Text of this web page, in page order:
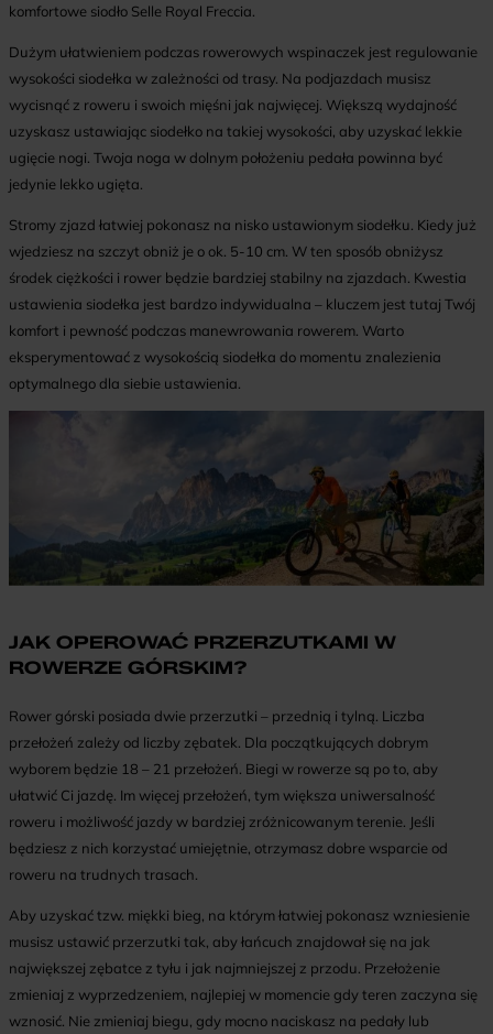
komfortowe siodło Selle Royal Freccia.
Dużym ułatwieniem podczas rowerowych wspinaczek jest regulowanie
wysokości siodełka w zależności od trasy. Na podjazdach musisz
wycisnąć z roweru i swoich mięśni jak najwięcej. Większą wydajność
uzyskasz ustawiając siodełko na takiej wysokości, aby uzyskać lekkie
ugięcie nogi. Twoja noga w dolnym położeniu pedała powinna być
jedynie lekko ugięta.
Stromy zjazd łatwiej pokonasz na nisko ustawionym siodełku. Kiedy już
wjedziesz na szczyt obniż je o ok. 5-10 cm. W ten sposób obniżysz
środek ciężkości i rower będzie bardziej stabilny na zjazdach. Kwestia
ustawienia siodełka jest bardzo indywidualna – kluczem jest tutaj Twój
komfort i pewność podczas manewrowania rowerem. Warto
eksperymentować z wysokością siodełka do momentu znalezienia
optymalnego dla siebie ustawienia.
JAK OPEROWAĆ PRZERZUTKAMI W
ROWERZE GÓRSKIM?
Rower górski posiada dwie przerzutki – przednią i tylną. Liczba
przełożeń zależy od liczby zębatek. Dla początkujących dobrym
wyborem będzie 18 – 21 przełożeń. Biegi w rowerze są po to, aby
ułatwić Ci jazdę. Im więcej przełożeń, tym większa uniwersalność
roweru i możliwość jazdy w bardziej zróżnicowanym terenie. Jeśli
będziesz z nich korzystać umiejętnie, otrzymasz dobre wsparcie od
roweru na trudnych trasach.
Aby uzyskać tzw. miękki bieg, na którym łatwiej pokonasz wzniesienie
musisz ustawić przerzutki tak, aby łańcuch znajdował się na jak
największej zębatce z tyłu i jak najmniejszej z przodu. Przełożenie
zmieniaj z wyprzedzeniem, najlepiej w momencie gdy teren zaczyna się
wznosić. Nie zmieniaj biegu, gdy mocno naciskasz na pedały lub